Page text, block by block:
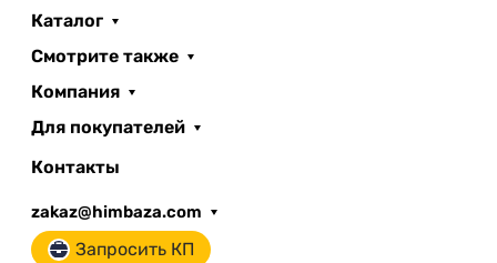
Каталог
Смотрите также
Компания
Для покупателей
Контакты
zakaz@himbaza.com
Запросить КП